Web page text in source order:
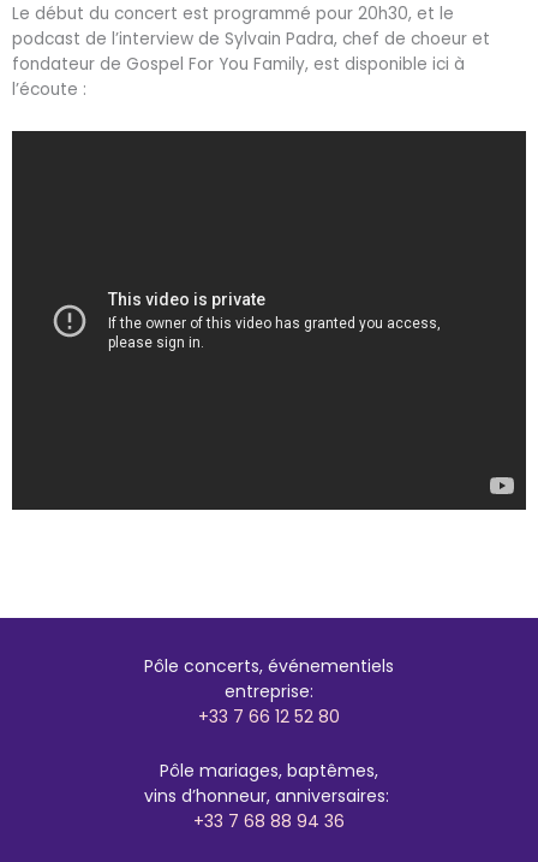
Le début du concert est programmé pour 20h30, et le
podcast de l’interview de Sylvain Padra, chef de choeur et
fondateur de Gospel For You Family, est disponible ici à
l’écoute :
Pôle concerts, événementiels
entreprise:
+33 7 66 12 52 80
Pôle mariages, baptêmes,
vins d’honneur, anniversaires:
+33 7 68 88 94 36